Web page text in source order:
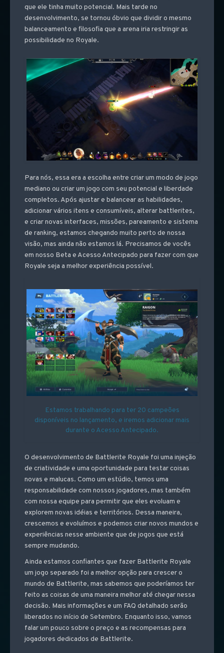
que ele tinha muito potencial. Mais tarde no
desenvolvimento, se tornou óbvio que dividir o mesmo
balanceamento e filosofia que a arena iria restringir as
possibilidade no Royale.
Para nós, essa era a escolha entre criar um modo de jogo
mediano ou criar um jogo com seu potencial e liberdade
completos. Após ajustar e balancear as habilidades,
adicionar vários itens e consumíveis, alterar battlerites,
e criar novas interfaces, missões, pareamento e sistema
de ranking, estamos chegando muito perto de nossa
visão, mas ainda não estamos lá. Precisamos de vocês
em nosso Beta e Acesso Antecipado para fazer com que
Royale seja a melhor experiência possível.
Estamos trabalhando para ter 20 campeões
disponíveis no lançamento, e iremos adicionar mais
durante o Acesso Antecipado.
O desenvolvimento de Battlerite Royale foi uma injeção
de criatividade e uma oportunidade para testar coisas
novas e malucas. Como um estúdio, temos uma
responsabilidade com nossos jogadores, mas também
com nossa equipe para permitir que eles evoluam e
explorem novas idéias e territórios. Dessa maneira,
crescemos e evoluímos e podemos criar novos mundos e
experiências nesse ambiente que de jogos que está
sempre mudando.
Ainda estamos confiantes que fazer Battlerite Royale
um jogo separado foi a melhor opção para crescer o
mundo de Battlerite, mas sabemos que poderíamos ter
feito as coisas de uma maneira melhor até chegar nessa
decisão. Mais informações e um FAQ detalhado serão
liberados no início de Setembro. Enquanto isso, vamos
falar um pouco sobre o preço e as recompensas para
jogadores dedicados de Battlerite.